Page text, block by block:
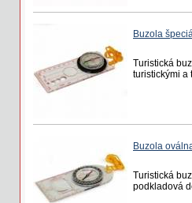
Buzola
Turistická
turistickými a
Buzola
Turistická
podkladová